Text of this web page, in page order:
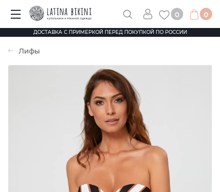
ДОСТАВКА С ПРИМЕРКОЙ ПЕРЕД ПОКУПКОЙ ПО РОССИИ
0 0
Лифы